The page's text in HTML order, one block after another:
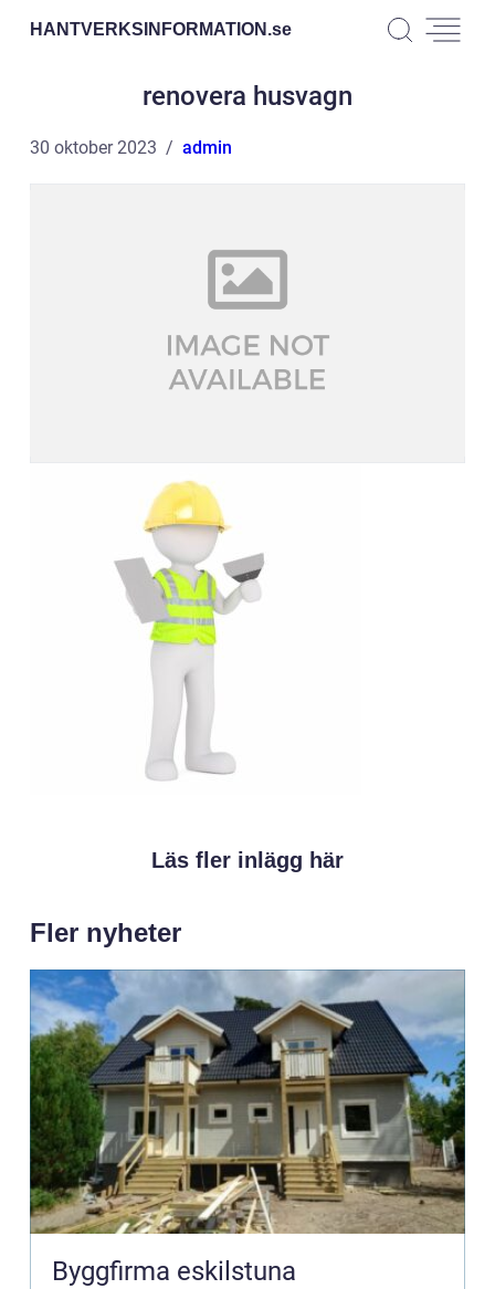
HANTVERKSINFORMATION.se
renovera husvagn
30 oktober 2023 admin
Läs fler inlägg här
Fler nyheter
Byggfirma eskilstuna